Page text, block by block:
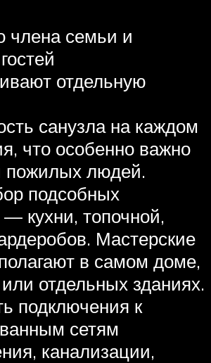
члена семьи и
отдельную
санузла на каждом
что особенно важно
пожилых людей.
подсобных
кухни, топочной,
Мастерские
в самом доме,
отдельных зданиях.
подключения к
сетям
канализации,